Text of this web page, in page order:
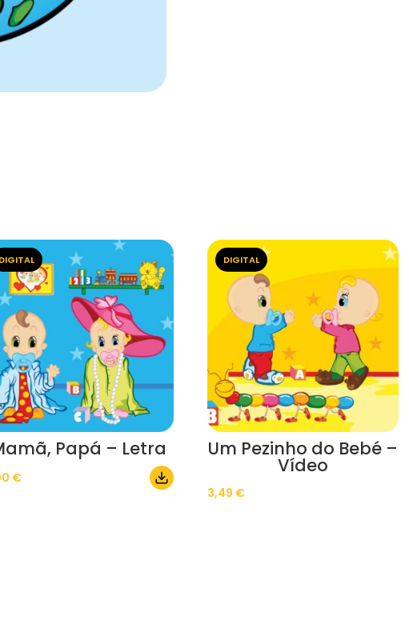
DIGITAL
Papá – Letra
€
DIGITAL
Um Pezinho do Bebé –
Vídeo
3,49 €